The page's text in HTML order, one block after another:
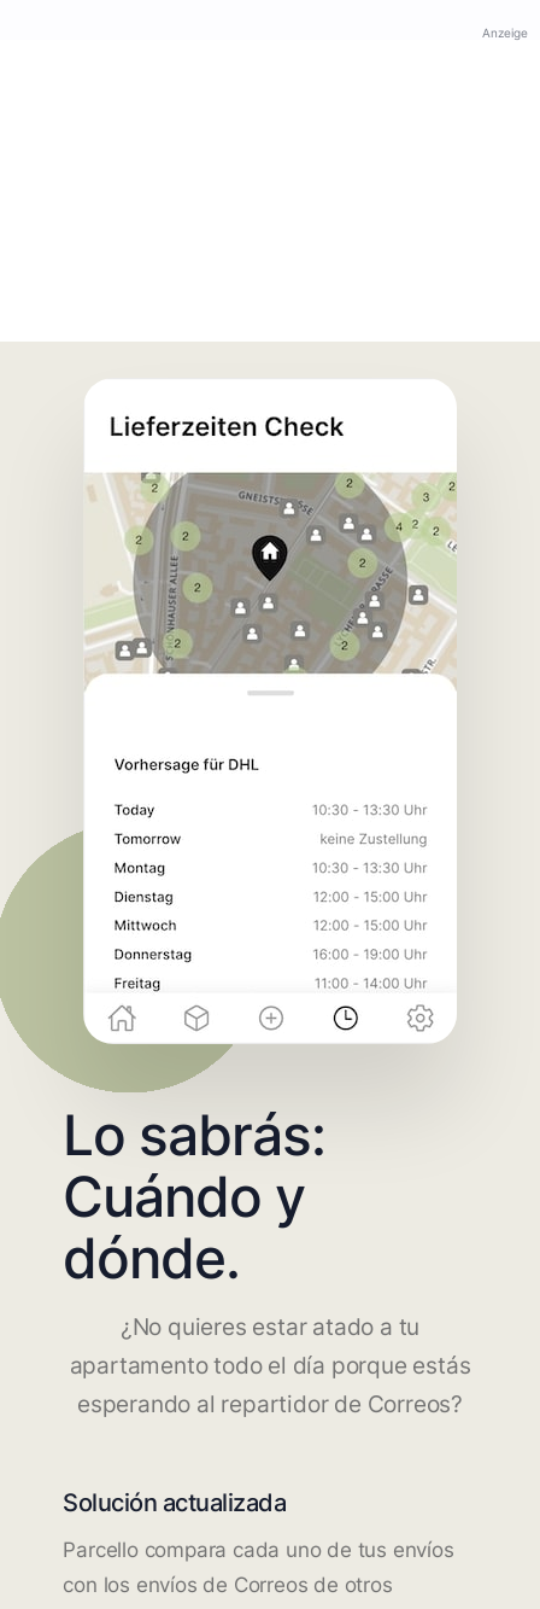
Anzeige
Lo sabrás:
Cuándo y
dónde.
¿No quieres estar atado a tu
apartamento todo el día porque estás
esperando al repartidor de Correos?
Solución actualizada
Parcello compara cada uno de tus envíos
con los envíos de Correos de otros